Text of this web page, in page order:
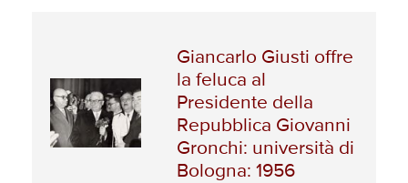
Giancarlo Giusti offre
la feluca al
Presidente della
Repubblica Giovanni
Gronchi: università di
Bologna: 1956